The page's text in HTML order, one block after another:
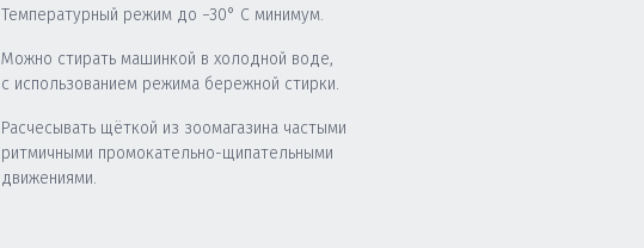
Температурный режим до −30° C минимум.
Можно стирать машинкой в холодной воде,
с использованием режима бережной стирки.
Расчесывать щёткой из зоомагазина частыми
ритмичными промокательно-щипательными
движениями.